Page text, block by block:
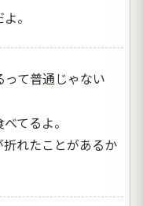
。
て普通じゃない
てるよ。
れたことがあるか